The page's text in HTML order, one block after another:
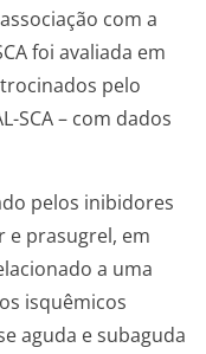
com a
foi avaliada em
pelo
SCA – com dados
pelos inibidores
e prasugrel, em
a uma
isquêmicos
aguda e subaguda